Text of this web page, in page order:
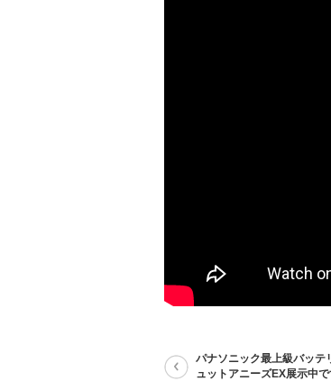
パナソニック最上級バッテ
ュットアニーズEX展示中で